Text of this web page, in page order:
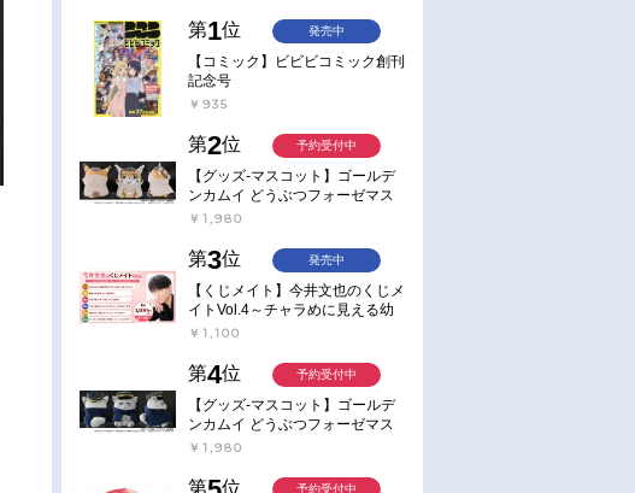
第1位
【コミック】ビビビコミック創刊
記念号
￥935
発売中
第2位
【グッズ-マスコット】ゴールデ
ンカムイ どうぶつフォーゼマス
コット 4.尾形百之助【再販】
￥1,980
予約受付中
第3位
【くじメイト】今井文也のくじメ
イトVol.4～チャラめに見える幼
馴染、実は一途で独占欲が強いん
￥1,100
発売中
第4位
【グッズ-マスコット】ゴールデ
ンカムイ どうぶつフォーゼマス
コット 5.月島軍曹【再販】
￥1,980
予約受付中
第 位 予約受付中